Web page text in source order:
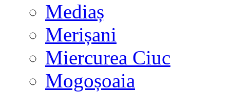
Mediaș
Merișani
Miercurea Ciuc
Mogoșoaia